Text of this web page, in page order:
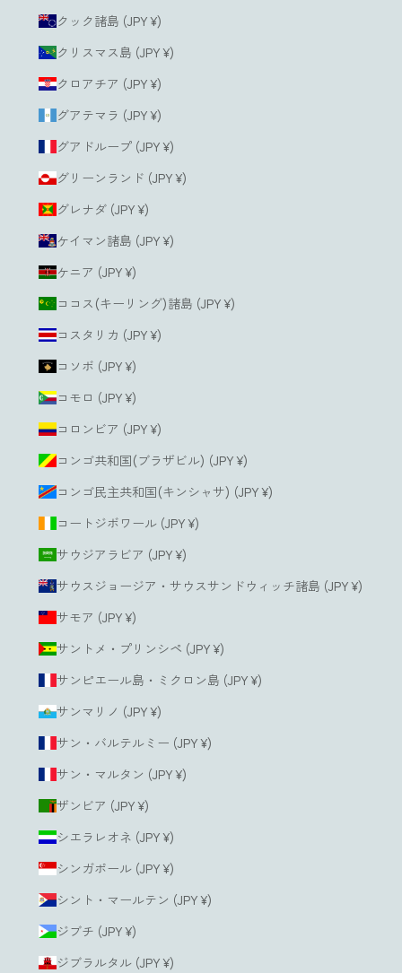
クック諸島 (JPY ¥)
クリスマス島 (JPY ¥)
クロアチア (JPY ¥)
グアテマラ (JPY ¥)
グアドループ (JPY ¥)
グリーンランド (JPY ¥)
グレナダ (JPY ¥)
ケイマン諸島 (JPY ¥)
ケニア (JPY ¥)
ココス(キーリング)諸島 (JPY ¥)
コスタリカ (JPY ¥)
コソボ (JPY ¥)
コモロ (JPY ¥)
コロンビア (JPY ¥)
コンゴ共和国(ブラザビル) (JPY ¥)
コンゴ民主共和国(キンシャサ) (JPY ¥)
コートジボワール (JPY ¥)
サウジアラビア (JPY ¥)
サウスジョージア・サウスサンドウィッチ諸島 (JPY ¥)
サモア (JPY ¥)
サントメ・プリンシペ (JPY ¥)
サンピエール島・ミクロン島 (JPY ¥)
サンマリノ (JPY ¥)
サン・バルテルミー (JPY ¥)
サン・マルタン (JPY ¥)
ザンビア (JPY ¥)
シエラレオネ (JPY ¥)
シンガポール (JPY ¥)
シント・マールテン (JPY ¥)
ジブチ (JPY ¥)
ジブラルタル (JPY ¥)